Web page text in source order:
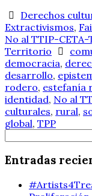
Derechos
Extractivismos,
No al TTIP-CETA-
Territorio
democracia,
desarrollo,
rodero, estefanía
identidad, No al
culturales, rural,
global, TPP
Entradas